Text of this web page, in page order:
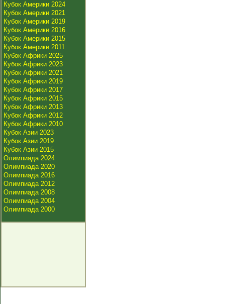
Кубок Америки 2024
Кубок Америки 2021
Кубок Америки 2019
Кубок Америки 2016
Кубок Америки 2015
Кубок Америки 2011
Кубок Африки 2025
Кубок Африки 2023
Кубок Африки 2021
Кубок Африки 2019
Кубок Африки 2017
Кубок Африки 2015
Кубок Африки 2013
Кубок Африки 2012
Кубок Африки 2010
Кубок Азии 2023
Кубок Азии 2019
Кубок Азии 2015
Олимпиада 2024
Олимпиада 2020
Олимпиада 2016
Олимпиада 2012
Олимпиада 2008
Олимпиада 2004
Олимпиада 2000